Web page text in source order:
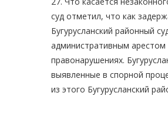
суд отметил, что как
Бугурусланский районный
административным арестом
правонарушениях.
выявленные в спорной
из этого Бугурусланский